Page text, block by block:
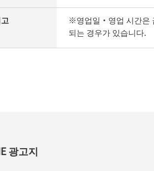
광고지
※영업일・영업 시간은
되는 경우가 있습니다.